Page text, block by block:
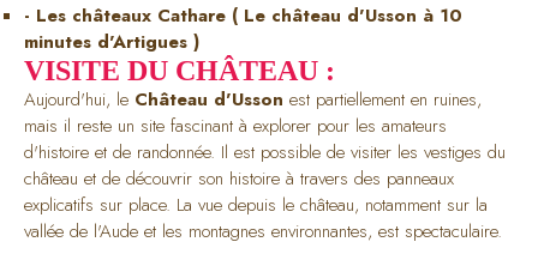
- Les châteaux Cathare ( Le château d'Usson à 10
minutes d'Artigues )
VISITE DU CHÂTEAU :
Aujourd'hui, le Château d'Usson est partiellement en ruines,
mais il reste un site fascinant à explorer pour les amateurs
d'histoire et de randonnée. Il est possible de visiter les vestiges du
château et de découvrir son histoire à travers des panneaux
explicatifs sur place. La vue depuis le château, notamment sur la
vallée de l'Aude et les montagnes environnantes, est spectaculaire.